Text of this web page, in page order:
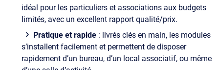
idéal pour les particuliers et associations aux budgets
limités, avec un excellent rapport qualité/prix.
Pratique et rapide : livrés clés en main, les modules
s’installent facilement et permettent de disposer
rapidement d’un bureau, d’un local associatif, ou même